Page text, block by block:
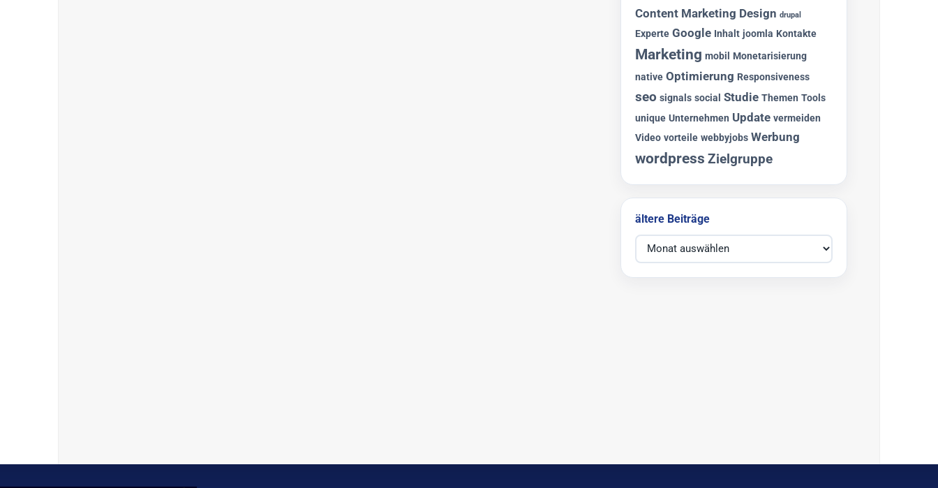
Content Marketing Design drupal
Experte Google Inhalt joomla Kontakte
Marketing mobil Monetarisierung
native Optimierung Responsiveness
seo signals social Studie Themen Tools
unique Unternehmen Update vermeiden
Video vorteile webbyjobs Werbung
wordpress Zielgruppe
ältere Beiträge
ältere Beiträge